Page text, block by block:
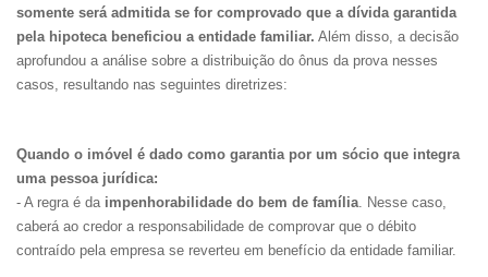
somente será admitida se for comprovado que a dívida garantida
pela hipoteca beneficiou a entidade familiar. Além disso, a decisão
aprofundou a análise sobre a distribuição do ônus da prova nesses
casos, resultando nas seguintes diretrizes:
Quando o imóvel é dado como garantia por um sócio que integra
uma pessoa jurídica:
- A regra é da impenhorabilidade do bem de família. Nesse caso,
caberá ao credor a responsabilidade de comprovar que o débito
contraído pela empresa se reverteu em benefício da entidade familiar.